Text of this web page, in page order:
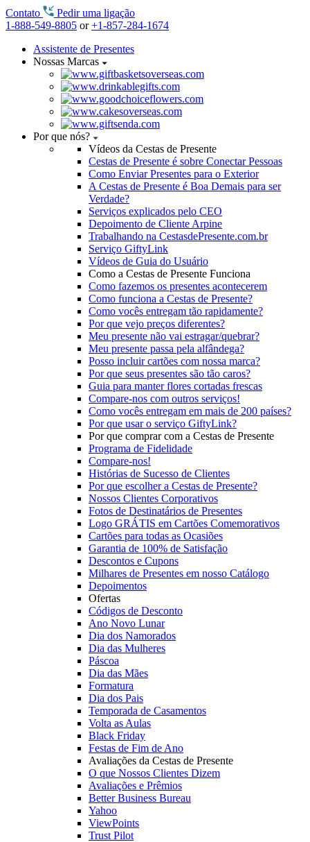
Contato
Pedir uma ligação
1-888-549-8805 or+1-857-284-1674
Assistente de Presentes
Nossas Marcas
Por que nós?
Vídeos da Cestas de Presente
Cestas de Presente é sobre Conectar Pessoas
Como Enviar Presentes para o Exterior
A Cestas de Presente é Boa Demais para ser
Verdade?
Serviços explicados pelo CEO
Depoimento de Cliente Arpine
Trabalhando na CestasdePresente.com.br
Serviço GiftyLink
Vídeos de Guia do Usuário
Como a Cestas de Presente Funciona
Como fazemos os presentes acontecerem
Como funciona a Cestas de Presente?
Como vocês entregam tão rapidamente?
Por que vejo preços diferentes?
Meu presente não vai estragar/quebrar?
Meu presente passa pela alfândega?
Posso incluir cartões com nossa marca?
Por que seus presentes são tão caros?
Guia para manter flores cortadas frescas
Compare-nos com outros serviços!
Como vocês entregam em mais de 200 países?
Por que usar o serviço GiftyLink?
Por que comprar com a Cestas de Presente
Programa de Fidelidade
Compare-nos!
Histórias de Sucesso de Clientes
Por que escolher a Cestas de Presente?
Nossos Clientes Corporativos
Fotos de Destinatários de Presentes
Logo GRÁTIS em Cartões Comemorativos
Cartões para todas as Ocasiões
Garantia de 100% de Satisfação
Descontos e Cupons
Milhares de Presentes em nosso Catálogo
Depoimentos
Ofertas
Códigos de Desconto
Ano Novo Lunar
Dia dos Namorados
Dia das Mulheres
Páscoa
Dia das Mães
Formatura
Dia dos Pais
Temporada de Casamentos
Volta as Aulas
Black Friday
Festas de Fim de Ano
Avaliações da Cestas de Presente
O que Nossos Clientes Dizem
Avaliações e Prêmios
Better Business Bureau
Yahoo
ViewPoints
Trust Pilot